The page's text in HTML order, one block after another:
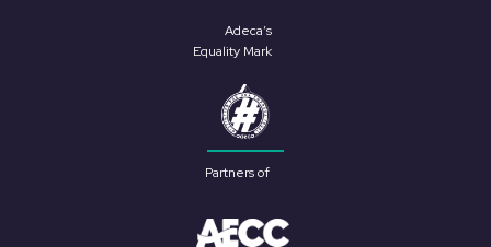
Adeca’s
Equality Mark
Partners of